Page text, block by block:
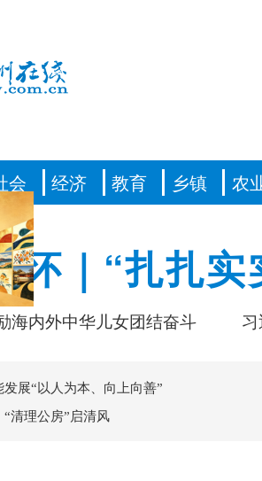
会 经济 教育 乡镇 农
怀｜“扎扎
华儿女团结奋斗 习近平总
展“以人为本、向上向善”
清理公房”启清风